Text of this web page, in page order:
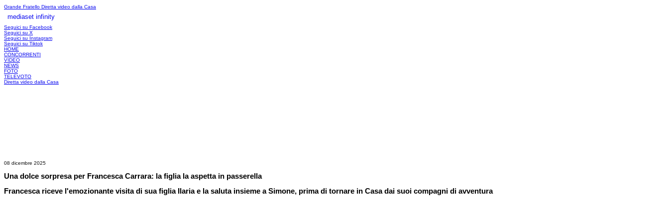
Grande Fratello Diretta video dalla Casa
mediaset infinity
Seguici su Facebook
Seguici su X
Seguici su Instagram
Seguici su Tiktok
HOME
CONCORRENTI
VIDEO
NEWS
FOTO
TELEVOTO
Diretta video dalla Casa
08 dicembre 2025
Una dolce sorpresa per Francesca Carrara: la figlia la aspetta in passerella
Francesca riceve l'emozionante visita di sua figlia Ilaria e la saluta insieme a Simone, prima di tornare in Casa dai suoi compagni di avventura